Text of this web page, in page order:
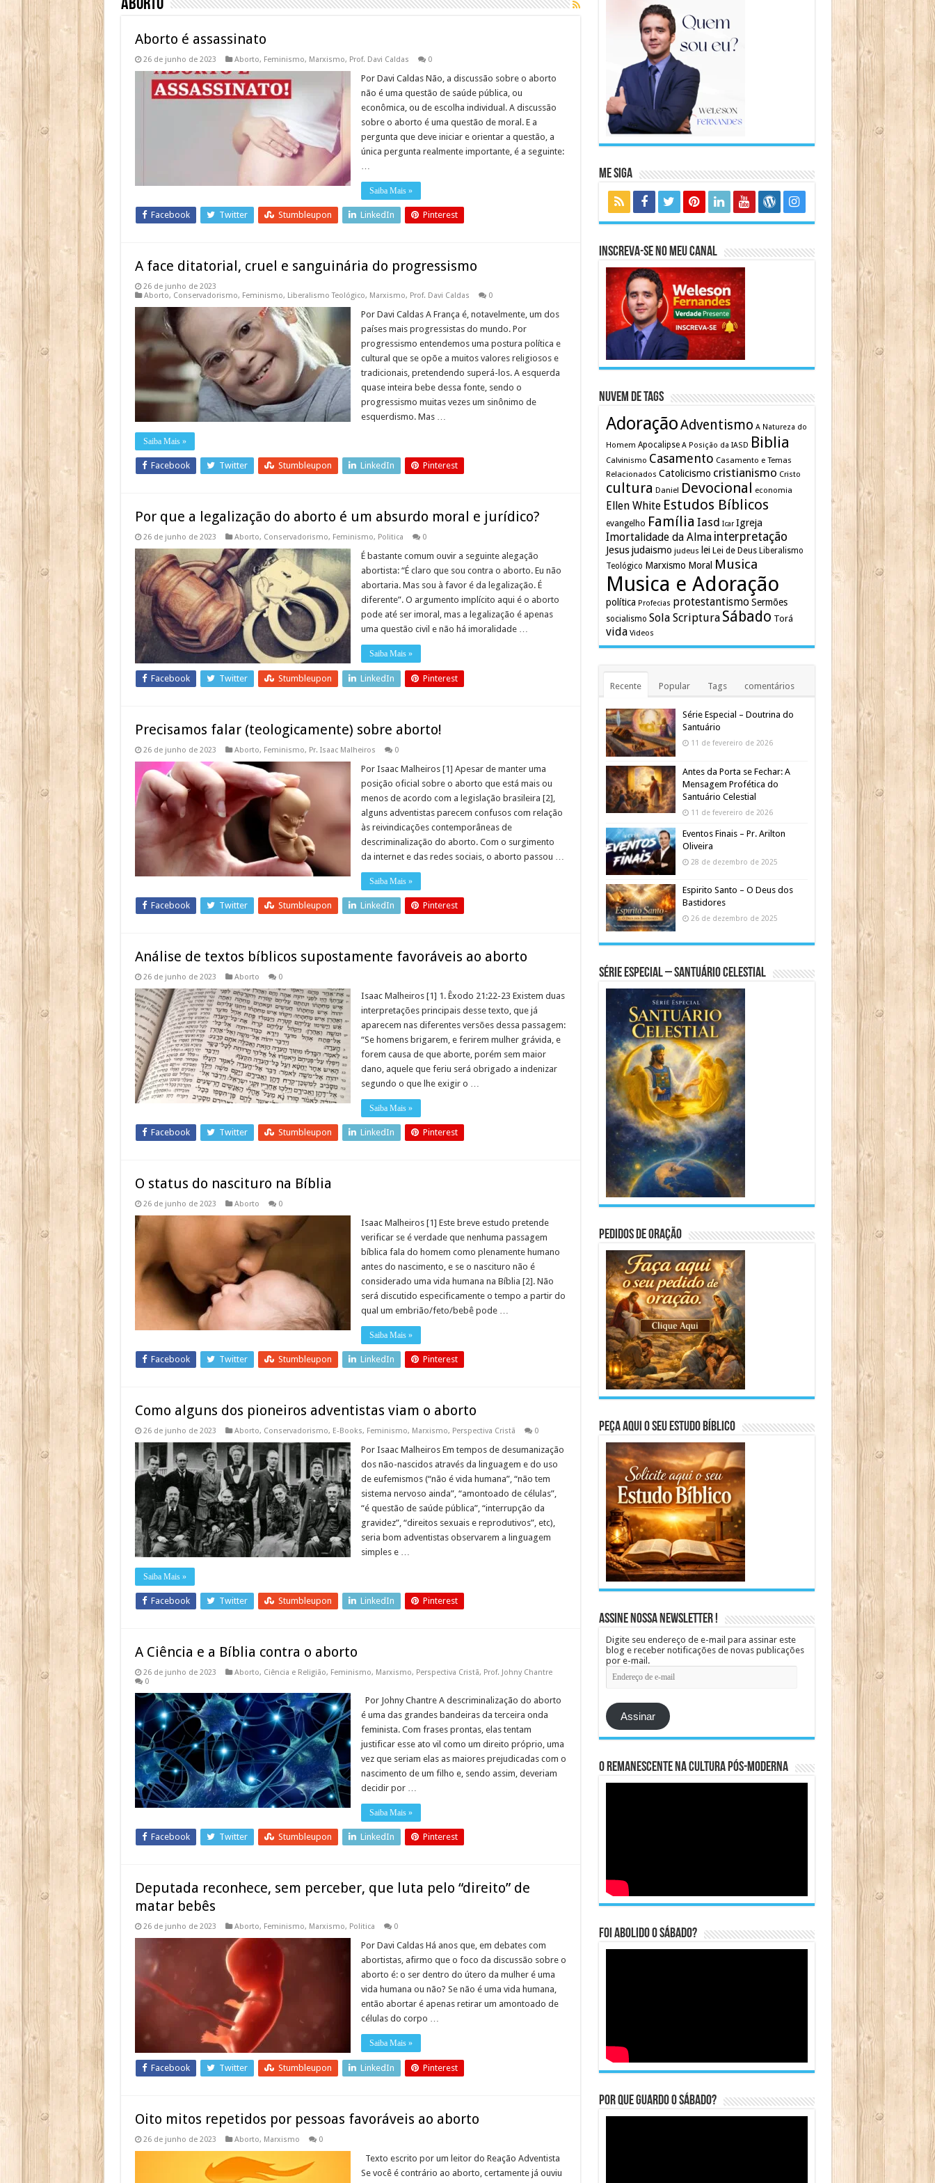
Aborto
Aborto é assassinato
26 de junho de 2023 Aborto, Feminismo, Marxismo, Prof. Davi Caldas 0
Por Davi Caldas Não, a discussão sobre o aborto
não é uma questão de saúde pública, ou
econômica, ou de escolha individual. A discussão
sobre o aborto é uma questão de moral. E a
pergunta que deve iniciar e orientar a questão, a
única pergunta realmente importante, é a seguinte:
…
Saiba Mais »
Facebook Twitter Stumbleupon LinkedIn Pinterest
A face ditatorial, cruel e sanguinária do progressismo
26 de junho de 2023
Aborto, Conservadorismo, Feminismo, Liberalismo Teológico, Marxismo, Prof. Davi Caldas 0
Por Davi Caldas A França é, notavelmente, um dos
países mais progressistas do mundo. Por
progressismo entendemos uma postura política e
cultural que se opõe a muitos valores religiosos e
tradicionais, pretendendo superá-los. A esquerda
quase inteira bebe dessa fonte, sendo o
progressismo muitas vezes um sinônimo de
esquerdismo. Mas …
Saiba Mais »
Facebook Twitter Stumbleupon LinkedIn Pinterest
Por que a legalização do aborto é um absurdo moral e jurídico?
26 de junho de 2023 Aborto, Conservadorismo, Feminismo, Politica 0
É bastante comum ouvir a seguinte alegação
abortista: “É claro que sou contra o aborto. Eu não
abortaria. Mas sou à favor é da legalização. É
diferente”. O argumento implícito aqui é o aborto
pode até ser imoral, mas a legalização é apenas
uma questão civil e não há imoralidade …
Saiba Mais »
Facebook Twitter Stumbleupon LinkedIn Pinterest
Precisamos falar (teologicamente) sobre aborto!
26 de junho de 2023 Aborto, Feminismo, Pr. Isaac Malheiros 0
Por Isaac Malheiros [1] Apesar de manter uma
posição oficial sobre o aborto que está mais ou
menos de acordo com a legislação brasileira [2],
alguns adventistas parecem confusos com relação
às reivindicações contemporâneas de
descriminalização do aborto. Com o surgimento
da internet e das redes sociais, o aborto passou …
Saiba Mais »
Facebook Twitter Stumbleupon LinkedIn Pinterest
Análise de textos bíblicos supostamente favoráveis ao aborto
26 de junho de 2023 Aborto 0
Isaac Malheiros [1] 1. Êxodo 21:22-23 Existem duas
interpretações principais desse texto, que já
aparecem nas diferentes versões dessa passagem:
“Se homens brigarem, e ferirem mulher grávida, e
forem causa de que aborte, porém sem maior
dano, aquele que feriu será obrigado a indenizar
segundo o que lhe exigir o …
Saiba Mais »
Facebook Twitter Stumbleupon LinkedIn Pinterest
O status do nascituro na Bíblia
26 de junho de 2023 Aborto 0
Isaac Malheiros [1] Este breve estudo pretende
verificar se é verdade que nenhuma passagem
bíblica fala do homem como plenamente humano
antes do nascimento, e se o nascituro não é
considerado uma vida humana na Bíblia [2]. Não
será discutido especificamente o tempo a partir do
qual um embrião/feto/bebê pode …
Saiba Mais »
Facebook Twitter Stumbleupon LinkedIn Pinterest
Como alguns dos pioneiros adventistas viam o aborto
26 de junho de 2023 Aborto, Conservadorismo, E-Books, Feminismo, Marxismo, Perspectiva Cristã 0
Por Isaac Malheiros Em tempos de desumanização
dos não-nascidos através da linguagem e do uso
de eufemismos (“não é vida humana”, “não tem
sistema nervoso ainda”, “amontoado de células”,
“é questão de saúde pública”, “interrupção da
gravidez”, “direitos sexuais e reprodutivos”, etc),
seria bom adventistas observarem a linguagem
simples e …
Saiba Mais »
Facebook Twitter Stumbleupon LinkedIn Pinterest
A Ciência e a Bíblia contra o aborto
26 de junho de 2023 Aborto, Ciência e Religião, Feminismo, Marxismo, Perspectiva Cristã, Prof. Johny Chantre
0
Por Johny Chantre A descriminalização do aborto
é uma das grandes bandeiras da terceira onda
feminista. Com frases prontas, elas tentam
justificar esse ato vil como um direito próprio, uma
vez que seriam elas as maiores prejudicadas com o
nascimento de um filho e, sendo assim, deveriam
decidir por …
Saiba Mais »
Facebook Twitter Stumbleupon LinkedIn Pinterest
Deputada reconhece, sem perceber, que luta pelo “direito” de
matar bebês
26 de junho de 2023 Aborto, Feminismo, Marxismo, Politica 0
Por Davi Caldas Há anos que, em debates com
abortistas, afirmo que o foco da discussão sobre o
aborto é: o ser dentro do útero da mulher é uma
vida humana ou não? Se não é uma vida humana,
então abortar é apenas retirar um amontoado de
células do corpo …
Saiba Mais »
Facebook Twitter Stumbleupon LinkedIn Pinterest
Oito mitos repetidos por pessoas favoráveis ao aborto
26 de junho de 2023 Aborto, Marxismo 0
Texto escrito por um leitor do Reação Adventista
Se você é contrário ao aborto, certamente já ouviu
Me Siga
Inscreva-se no meu canal
Nuvem de Tags
AdoraçãoAdventismo A Natureza do
Homem Apocalipse A Posição da IASD Biblia
Calvinismo Casamento Casamento e Temas
Relacionados Catolicismo cristianismo Cristo
cultura Daniel Devocional economia
Ellen White Estudos Bíblicos
evangelho Família Iasd Icar Igreja
Imortalidade da Alma interpretação
Jesus judaismo judeus lei Lei de Deus Liberalismo
Teológico Marxismo Moral Musica
Musica e Adoração
política Profecias protestantismo Sermões
socialismo Sola Scriptura Sábado Torá
vida Videos
Recente Popular Tags comentários
Série Especial – Doutrina do
Santuário
11 de fevereiro de 2026
Antes da Porta se Fechar: A
Mensagem Profética do
Santuário Celestial
11 de fevereiro de 2026
Eventos Finais – Pr. Arilton
Oliveira
28 de dezembro de 2025
Espirito Santo – O Deus dos
Bastidores
26 de dezembro de 2025
Série Especial – Santuário Celestial
Pedidos de Oração
Peça aqui o seu Estudo Bíblico
Assine Nossa Newsletter !
Digite seu endereço de e-mail para assinar este
blog e receber notificações de novas publicações
por e-mail.
Endereço
de
mail
Assinar
O remanescente na cultura pós-moderna
Foi abolido o sábado?
Por que guardo o Sábado?